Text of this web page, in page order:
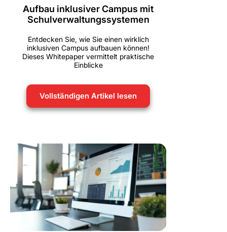
Aufbau inklusiver Campus mit
Schulverwaltungssystemen
Entdecken Sie, wie Sie einen wirklich
inklusiven Campus aufbauen können!
Dieses Whitepaper vermittelt praktische
Einblicke
Vollständigen Artikel lesen